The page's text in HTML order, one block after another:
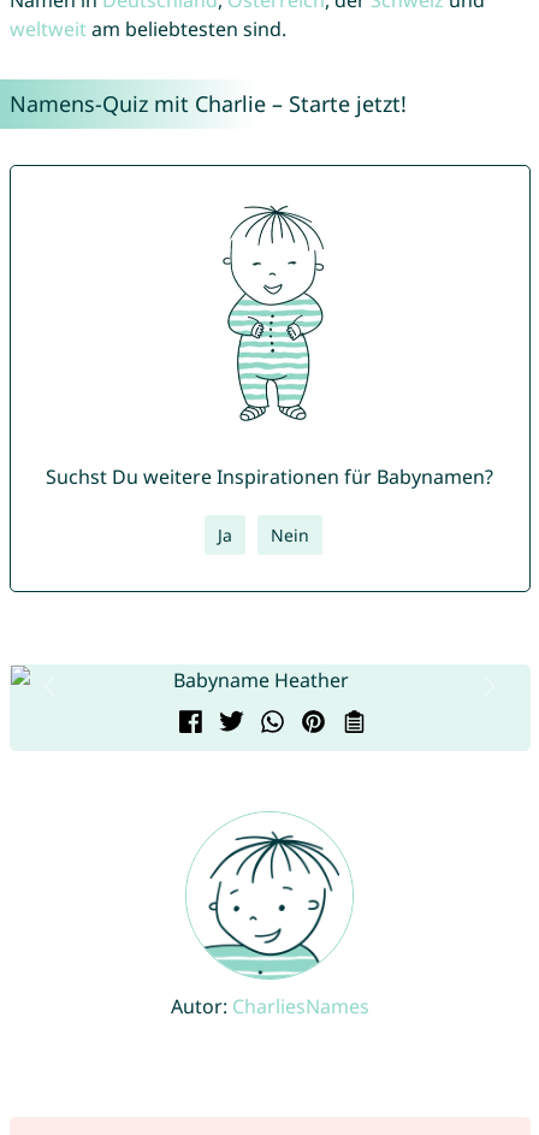
weltweitam beliebtesten sind.
Namens-Quiz mit Charlie – Starte jetzt!
Suchst Du weitere Inspirationen für Babynamen?
Ja Nein
Autor: CharliesNames